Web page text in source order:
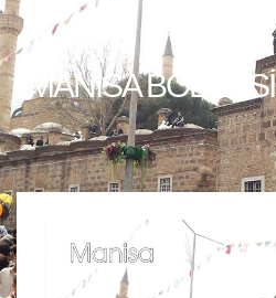
MANISA BÖLGESI